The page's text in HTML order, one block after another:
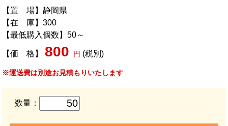
【置 場】静岡県
【在 庫】300
【最低購入個数】50～
【価 格】 800 円 (税別)
※運送費は別途お見積もりいたします
数量：